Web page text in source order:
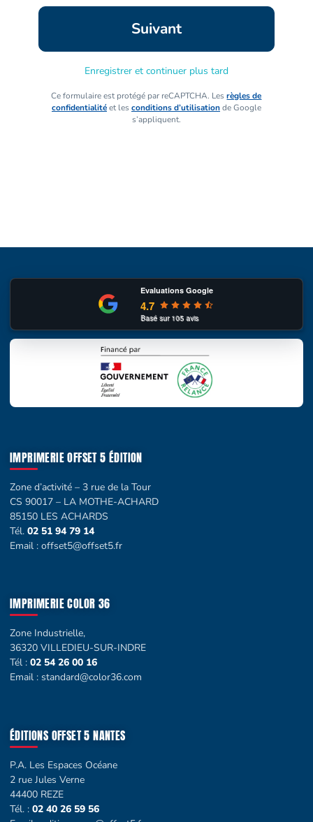
Enregistrer et continuer plus tard
Ce formulaire est protégé par reCAPTCHA. Lesrègles de
confidentialitéet les conditions d’utilisationde Google
s’appliquent.
Evaluations Google
4.7
Basé sur105avis
IMPRIMERIE OFFSET 5 ÉDITION
Zone d’activité – 3 rue de la Tour
CS 90017 – LA MOTHE-ACHARD
85150 LES ACHARDS
Tél. 02 51 94 79 14
Email : offset5@offset5.fr
IMPRIMERIE COLOR 36
Zone Industrielle,
36320 VILLEDIEU-SUR-INDRE
Tél : 02 54 26 00 16
Email : standard@color36.com
ÉDITIONS OFFSET 5 NANTES
P.A. Les Espaces Océane
2 rue Jules Verne
44400 REZE
Tél. : 02 40 26 59 56